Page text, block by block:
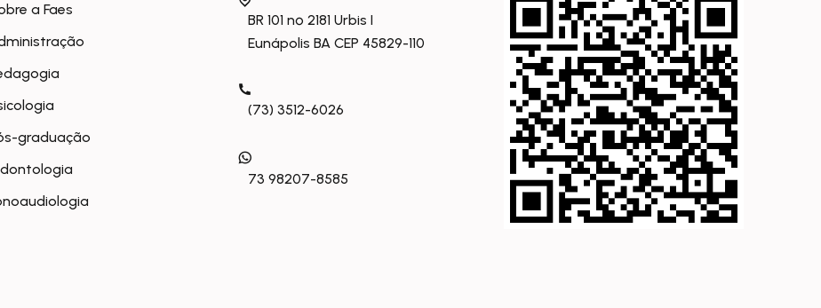
a Faes
graduação
BR 101 nº 2181 Urbis I
Eunápolis BA CEP 45829-110
(73) 3512-6026
73 98207-8585